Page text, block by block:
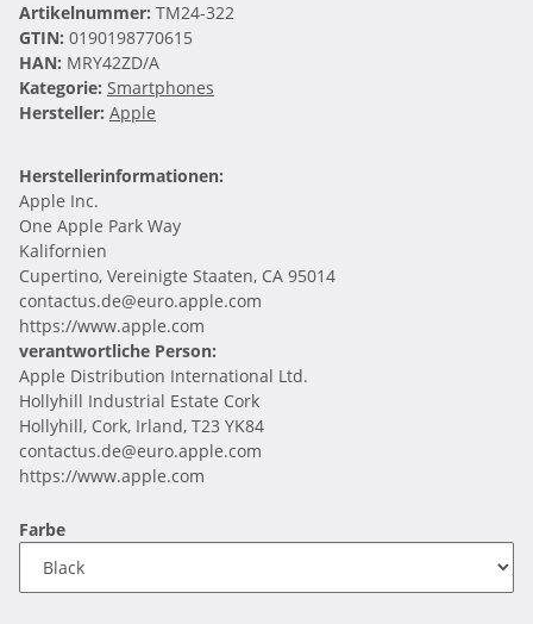
Artikelnummer: TM24-322
GTIN: 0190198770615
HAN: MRY42ZD/A
Kategorie: Smartphones
Hersteller: Apple
Herstellerinformationen:
Apple Inc.
One Apple Park Way
Kalifornien
Cupertino, Vereinigte Staaten, CA 95014
contactus.de@euro.apple.com
https://www.apple.com
verantwortliche Person:
Apple Distribution International Ltd.
Hollyhill Industrial Estate Cork
Hollyhill, Cork, Irland, T23 YK84
contactus.de@euro.apple.com
https://www.apple.com
Farbe